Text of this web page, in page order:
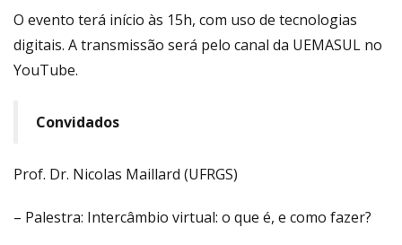
O evento terá início às 15h, com uso de tecnologias
digitais. A transmissão será pelo canal da UEMASUL no
YouTube.
Convidados
Prof. Dr. Nicolas Maillard (UFRGS)
– Palestra: Intercâmbio virtual: o que é, e como fazer?